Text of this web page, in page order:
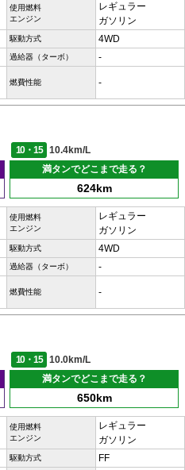
使用燃料
エンジン
レギュラー
ガソリン
駆動方式 4WD
過給器（ターボ） -
燃費性能 -
10・15
10.4km/L
満タンでどこまで走る？
624km
使用燃料
エンジン
レギュラー
ガソリン
駆動方式 4WD
過給器（ターボ） -
燃費性能 -
10・15
10.0km/L
満タンでどこまで走る？
650km
使用燃料
エンジン
レギュラー
ガソリン
駆動方式 FF